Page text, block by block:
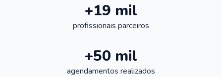
+19 mil
profissionais parceiros
+50 mil
agendamentos realizados